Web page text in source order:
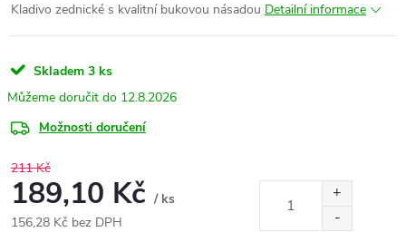
Kladivo zednické s kvalitní bukovou násadou Detailní informace
Skladem 3 ks
12.8.2026
Možnosti doručení
211 Kč
189,10 Kč / ks
156,28 Kč bez DPH